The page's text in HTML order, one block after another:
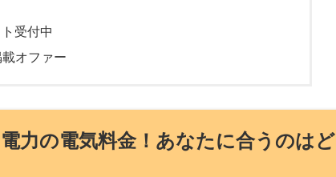
受付中
オファー
力の電気料金！あなたに合うのはど